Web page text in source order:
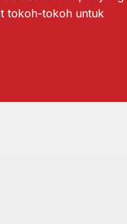
tokoh-tokoh untuk